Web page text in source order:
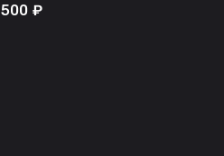
500₽